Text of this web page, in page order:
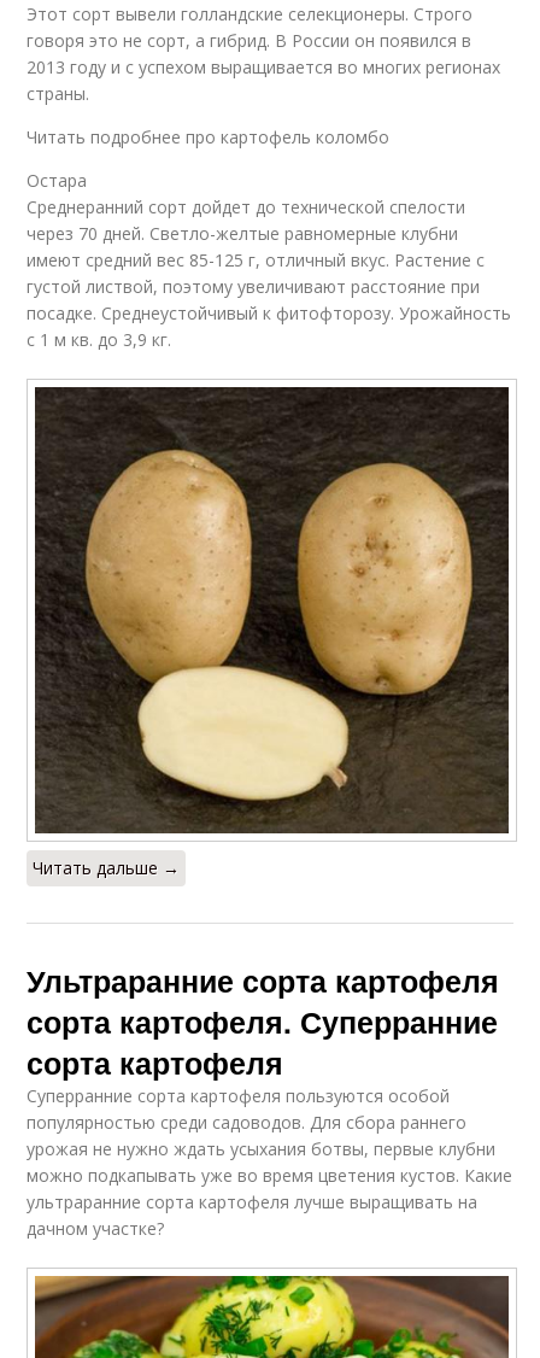
Этот сорт вывели голландские селекционеры. Строго
говоря это не сорт, а гибрид. В России он появился в
2013 году и с успехом выращивается во многих регионах
страны.
Читать подробнее про картофель коломбо
Остара
Среднеранний сорт дойдет до технической спелости
через 70 дней. Светло-желтые равномерные клубни
имеют средний вес 85-125 г, отличный вкус. Растение с
густой листвой, поэтому увеличивают расстояние при
посадке. Среднеустойчивый к фитофторозу. Урожайность
с 1 м кв. до 3,9 кг.
Читать дальше →
Ультраранние сорта картофеля
сорта картофеля. Суперранние
сорта картофеля
Суперранние сорта картофеля пользуются особой
популярностью среди садоводов. Для сбора раннего
урожая не нужно ждать усыхания ботвы, первые клубни
можно подкапывать уже во время цветения кустов. Какие
ультраранние сорта картофеля лучше выращивать на
дачном участке?